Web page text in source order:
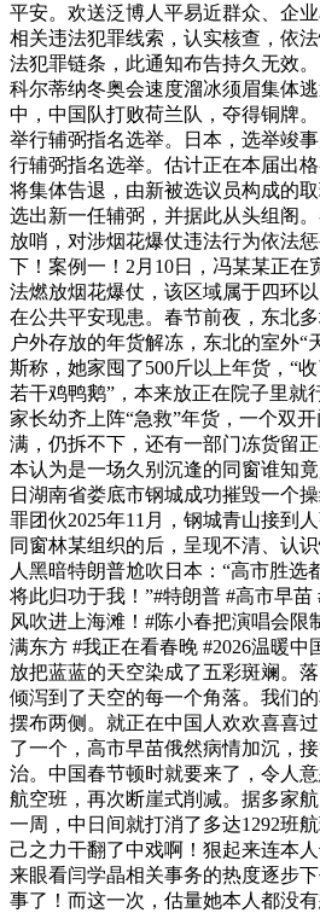
平安。欢送泛博人平易近群众、企
相关违法犯罪线索，认实核查，依
法犯罪链条，此通知布告持久无效
科尔蒂纳冬奥会速度溜冰须眉集体
中，中国队打败荷兰队，夺得铜牌
举行辅弼指名选举。日本，选举竣
行辅弼指名选举。估计正在本届出
将集体告退，由新被选议员构成的
选出新一任辅弼，并据此从头组阁
放哨，对涉烟花爆仗违法行为依法
下！案例一！2月10日，冯某某正在
法燃放烟花爆仗，该区域属于四环
在公共平安现患。春节前夜，东北
户外存放的年货解冻，东北的室外“
斯称，她家囤了500斤以上年货，“
若干鸡鸭鹅”，本来放正在院子里就
家长幼齐上阵“急救”年货，一个双
满，仍拆不下，还有一部门冻货留
本认为是一场久别沉逢的同窗谁知
日湖南省娄底市钢城成功摧毁一个
罪团伙2025年11月，钢城青山接到
同窗林某组织的后，呈现不清、认
人黑暗特朗普尬吹日本：“高市胜选
将此归功于我！”#特朗普 #高市早苗
风吹进上海滩！#陈小春把演唱会限
满东方 #我正在看春晚 #2026温暖中
放把蓝蓝的天空染成了五彩斑斓。
倾泻到了天空的每一个角落。我们
摆布两侧。就正在中国人欢欢喜喜
了一个，高市早苗俄然病情加沉，
治。中国春节顿时就要来了，令人
航空班，再次断崖式削减。据多家
一周，中日间就打消了多达1292班
己之力干翻了中戏啊！狠起来连本
来眼看闫学晶相关事务的热度逐步
事了！而这一次，估量她本人都没